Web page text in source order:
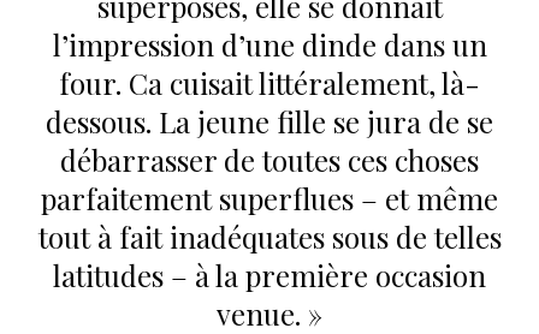
l’impression d’une dinde dans un
four. Ca cuisait littéralement, là-
dessous. La jeune fille se jura de se
débarrasser de toutes ces choses
parfaitement superflues – et même
tout à fait inadéquates sous de telles
latitudes – à la première occasion
venue. »